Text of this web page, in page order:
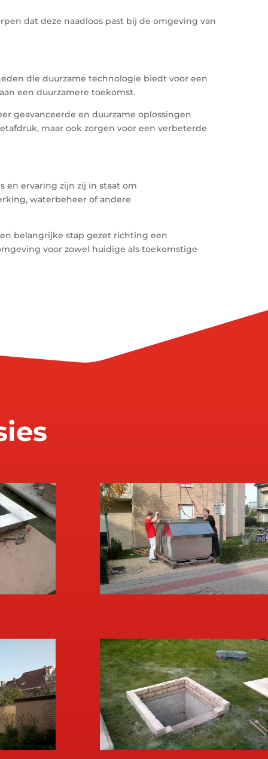
dat deze naadloos past bij de omgeving van
die duurzame technologie biedt voor een
een duurzamere toekomst.
geavanceerde en duurzame oplossingen
maar ook zorgen voor een verbeterde
en ervaring zijn zij in staat om
waterbeheer of andere
belangrijke stap gezet richting een
voor zowel huidige als toekomstige